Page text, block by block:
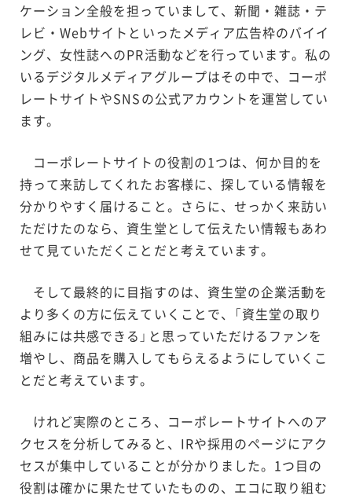
ケーション全般を担っていまして、新聞・雑誌・テ
レビ・Webサイトといったメディア広告枠のバイイ
ング、女性誌へのPR活動などを行っています。私の
いるデジタルメディアグループはその中で、コーポ
レートサイトやSNSの公式アカウントを運営してい
ます。
コーポレートサイトの役割の1つは、何か目的を
持って来訪してくれたお客様に、探している情報を
分かりやすく届けること。さらに、せっかく来訪い
ただけたのなら、資生堂として伝えたい情報もあわ
せて見ていただくことだと考えています。
そして最終的に目指すのは、資生堂の企業活動を
より多くの方に伝えていくことで、「資生堂の取り
組みには共感できる」と思っていただけるファンを
増やし、商品を購入してもらえるようにしていくこ
とだと考えています。
けれど実際のところ、コーポレートサイトへのア
クセスを分析してみると、IRや採用のページにアク
セスが集中していることが分かりました。1つ目の
役割は確かに果たせていたものの、エコに取り組む